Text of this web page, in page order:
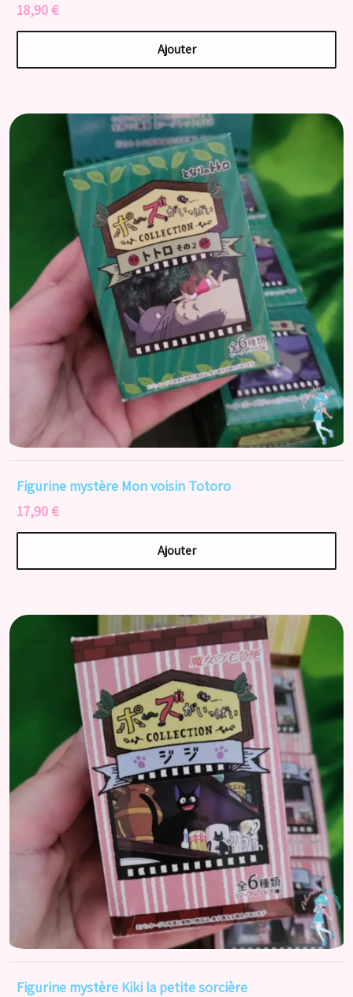
18,90 €
Ajouter
Figurine mystère Mon voisin Totoro
17,90 €
Ajouter
Figurine mystère Kiki la petite sorcière